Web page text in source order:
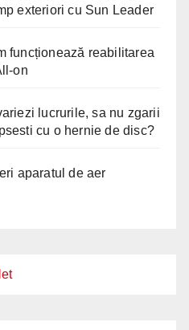
exteriori cu Sun Leader
funcționează reabilitarea
on
lucrurile, sa nu zgarii
cu o hernie de disc?
aparatul de aer